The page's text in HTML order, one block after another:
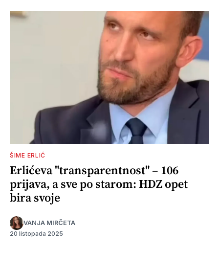
ŠIME ERLIĆ
Erlićeva "transparentnost" – 106
prijava, a sve po starom: HDZ opet
bira svoje
VANJA MIRČETA
20 listopada 2025